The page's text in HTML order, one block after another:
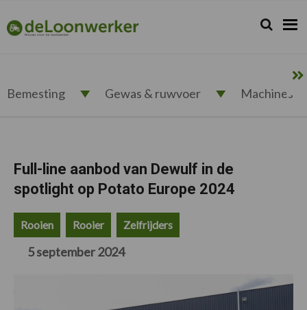
de
hoofdnavigatie
de
hoofd
de
eerste
de
voettekst
deloonwerker.nl Zoeken...
Zoek
Bemesting Gewas & ruwvoer Machines
Full-line aanbod van Dewulf in de
spotlight op Potato Europe 2024
Rooien Rooier Zelfrijders
5 september 2024